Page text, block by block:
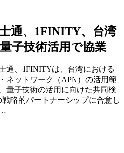
通、1FINITY、台湾
子技術活用で協業
通、1FINITYは、台湾における
ネットワーク（APN）の活用範
量子技術の活用に向けた共同検
略的パートナーシップに合意し
…